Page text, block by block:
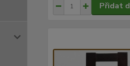
Přidat